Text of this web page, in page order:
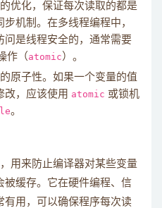
优化，保证每次读取的都是
机制。在多线程编程中，
问是线程安全的，通常需要
作（atomic）。
原子性。如果一个变量的值
改，应该使用 atomic 或锁机
。
用来防止编译器对某些变量
被缓存。它在硬件编程、信
有用，可以确保程序每次读